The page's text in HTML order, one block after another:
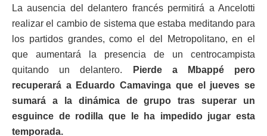
La ausencia del delantero francés permitirá a Ancelotti
realizar el cambio de sistema que estaba meditando para
los partidos grandes, como el del Metropolitano, en el
que aumentará la presencia de un centrocampista
quitando un delantero.
Pierde a Mbappé pero
recuperará a Eduardo Camavinga que el jueves se
sumará a la dinámica de grupo tras superar un
esguince de rodilla que le ha impedido jugar esta
temporada.